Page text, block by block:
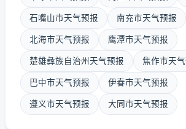
石嘴山市天气预报 南充市天气预报
北海市天气预报 鹰潭市天气预报
楚雄彝族自治州天气预报 焦作市天
巴中市天气预报 伊春市天气预报
遵义市天气预报 大同市天气预报